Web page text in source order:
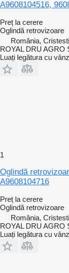
A9608104516,
Preț la cerere
Oglindă retrovizoare
România, Cristesti
ROYAL DRU AGRO
Luați legătura cu
1
Oglindă
A9608104716
Preț la cerere
Oglindă retrovizoare
România, Cristesti
ROYAL DRU AGRO
Luați legătura cu